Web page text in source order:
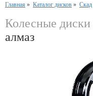
Главная » Каталог дисков » Скад
Колесные диски
алмаз